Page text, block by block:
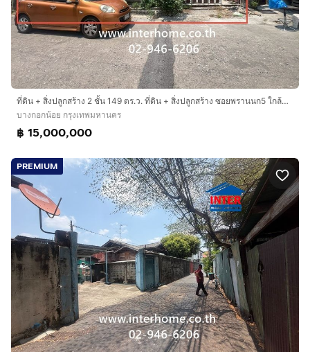
ที่ดิน + สิ่งปลูกสร้าง 2 ชั้น 149 ตร.ว. ที่ดิน + สิ่งปลูกสร้าง ซอยพรานนก5 ใกล้แยกไฟฉาย ถนนจรัญสนิทวงศ์ ถนนสุทธาวาส ถนนพรานนก เขตบางกอกน้อย
บางกอกน้อย กรุงเทพมหานคร
฿ 15,000,000
PREMIUM